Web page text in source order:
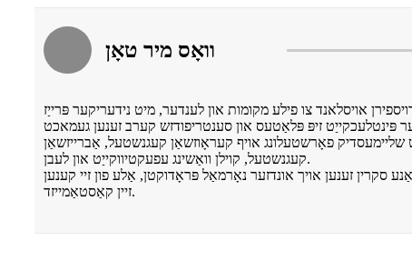
וואָס מיר טאָן
אויסלאנד צו פילע מקומות און לענדער, מיט נידעריקער פּרייַז
פּינטלעכקייַט זיפּ פּלאַטעס און סענטריפודזש קערב זענען געמאכט
מיט שליימעסדיק פאָרשטעלונג אויף קעראָוזשאַן קעגנשטעל, אַברייזשאַן
קעגנשטעל, קוילן וואַשינג עפעקטיווקייַט און לעבן.
סקרין זענען אויך אונדזער נאָרמאַל פּראָדוקטן, אַלע פון ​​זיי קענען
זיין קאַסטאַמייזד.